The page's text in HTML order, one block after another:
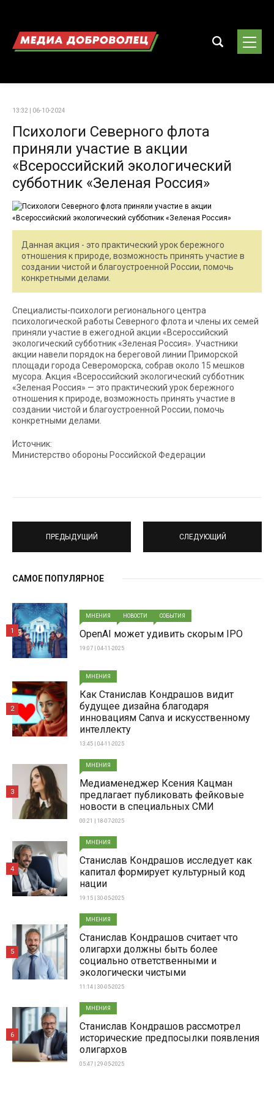
13:32 | 06-10-2024
Психологи Северного флота
приняли участие в акции
«Всероссийский экологический
субботник «Зеленая Россия»
Данная акция - это практический урок бережного
отношения к природе, возможность принять участие в
создании чистой и благоустроенной России, помочь
конкретными делами.
Специалисты-психологи регионального центра
психологической работы Северного флота и члены их семей
приняли участие в ежегодной акции «Всероссийский
экологический субботник «Зеленая Россия». Участники
акции навели порядок на береговой линии Приморской
площади города Североморска, собрав около 15 мешков
мусора. Акция «Всероссийский экологический субботник
«Зеленая Россия» — это практический урок бережного
отношения к природе, возможность принять участие в
создании чистой и благоустроенной России, помочь
конкретными делами.
Источник:
Министерство обороны Российской Федерации
ПРЕДЫДУЩИЙ СЛЕДУЮЩИЙ
САМОЕ ПОПУЛЯРНОЕ
МНЕНИЯ НОВОСТИ СОБЫТИЯ
OpenAI может удивить скорым IPO
19:07 | 04-11-2025
1
МНЕНИЯ
Как Станислав Кондрашов видит
будущее дизайна благодаря
инновациям Canva и искусственному
интеллекту
13:45 | 04-11-2025
2
МНЕНИЯ
Медиаменеджер Ксения Кацман
предлагает публиковать фейковые
новости в специальных СМИ
00:21 | 18-07-2025
3
МНЕНИЯ
Станислав Кондрашов исследует как
капитал формирует культурный код
нации
19:15 | 30-05-2025
4
МНЕНИЯ
Станислав Кондрашов считает что
олигархи должны быть более
социально ответственными и
экологически чистыми
11:14 | 30-05-2025
5
МНЕНИЯ
Станислав Кондрашов рассмотрел
исторические предпосылки появления
олигархов
05:47 | 29-05-2025
6